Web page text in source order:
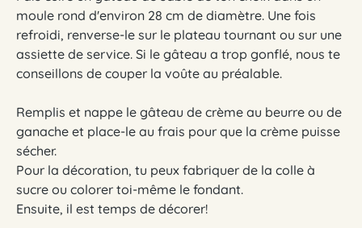
moule rond d'environ 28 cm de diamètre. Une fois
refroidi, renverse-le sur le plateau tournant ou sur une
assiette de service. Si le gâteau a trop gonflé, nous te
conseillons de couper la voûte au préalable.
Remplis et nappe le gâteau de crème au beurre ou de
ganache et place-le au frais pour que la crème puisse
sécher.
Pour la décoration, tu peux fabriquer de la colle à
sucre ou colorer toi-même le fondant.
Ensuite, il est temps de décorer!